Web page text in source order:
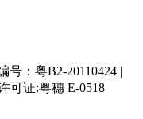
号：粤B2-20110424 |
可证:粤穗 E-0518